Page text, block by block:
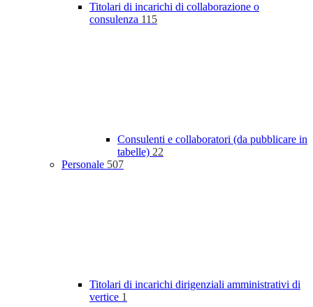
Titolari di incarichi di collaborazione o
consulenza 115
Consulenti e collaboratori (da pubblicare in
tabelle) 22
Personale 507
Titolari di incarichi dirigenziali amministrativi di
vertice 1